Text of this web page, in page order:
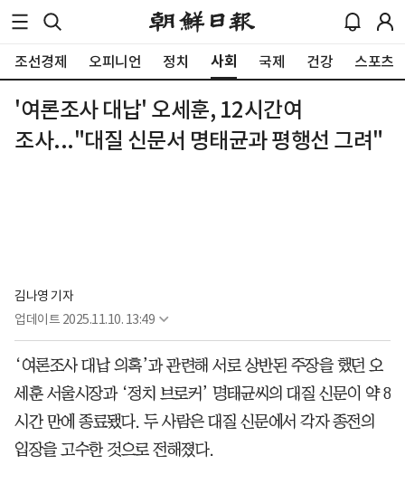
조선경제 오피니언 정치 사회 국제 건강 스포츠
'여론조사 대납' 오세훈, 12시간여
조사..."대질 신문서 명태균과 평행선 그려"
김나영 기자
업데이트 2025.11.10. 13:49
‘여론조사 대납 의혹’과 관련해 서로 상반된 주장을 했던 오
세훈 서울시장과 ‘정치 브로커’ 명태균씨의 대질 신문이 약 8
시간 만에 종료됐다. 두 사람은 대질 신문에서 각자 종전의
입장을 고수한 것으로 전해졌다.